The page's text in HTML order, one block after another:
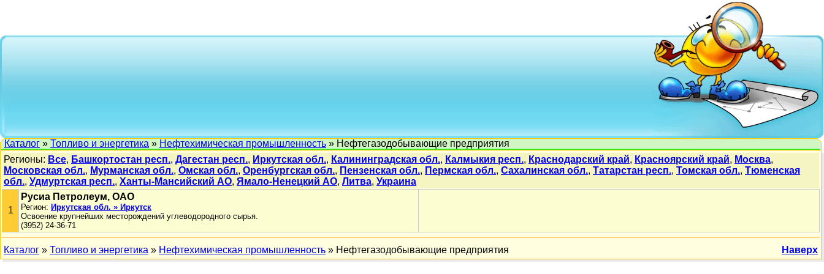
Каталог » Топливо и энергетика » Нефтехимическая промышленность » Нефтегазодобывающие предприятия
Регионы: Все, Башкортостан респ., Дагестан респ., Иркутская обл., Калининградская обл., Калмыкия респ., Краснодарский край, Красноярский край, Москва,
Московская обл., Мурманская обл., Омская обл., Оренбургская обл., Пензенская обл., Пермская обл., Сахалинская обл., Татарстан респ., Томская обл., Тюменская
обл., Удмуртская респ., Ханты-Мансийский АО, Ямало-Ненецкий АО, Литва, Украина
1
Русиа Петролеум, ОАО
Регион: Иркутская обл. » Иркутск
Освоение крупнейших месторождений углеводородного сырья.
(3952) 24-36-71
Каталог » Топливо и энергетика » Нефтехимическая промышленность » Нефтегазодобывающие предприятия Наверх